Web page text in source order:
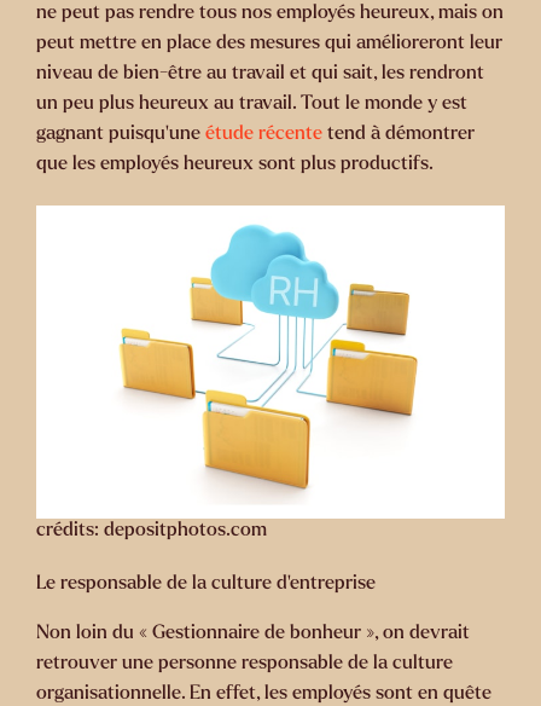
ne peut pas rendre tous nos employés heureux, mais on
peut mettre en place des mesures qui amélioreront leur
niveau de bien-être au travail et qui sait, les rendront
un peu plus heureux au travail. Tout le monde y est
gagnant puisqu’une étude récente tend à démontrer
que les employés heureux sont plus productifs.
crédits: depositphotos.com
Le responsable de la culture d’entreprise
Non loin du « Gestionnaire de bonheur », on devrait
retrouver une personne responsable de la culture
organisationnelle. En effet, les employés sont en quête